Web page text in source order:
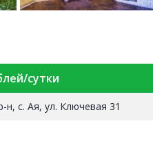
сутки
н, с. Ая, ул. Ключевая 31